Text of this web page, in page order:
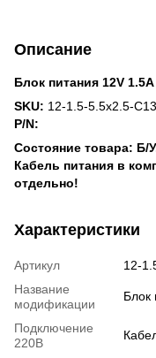
Описание
Блок питания 12V
SKU: 12-1.5-5.5x2.5-C13
P/N:
Состояние товара: Б/
Кабель питания в
отдельно!
Характеристики
Артикул
12-
Название
модификации
Блок
Подключение
220В